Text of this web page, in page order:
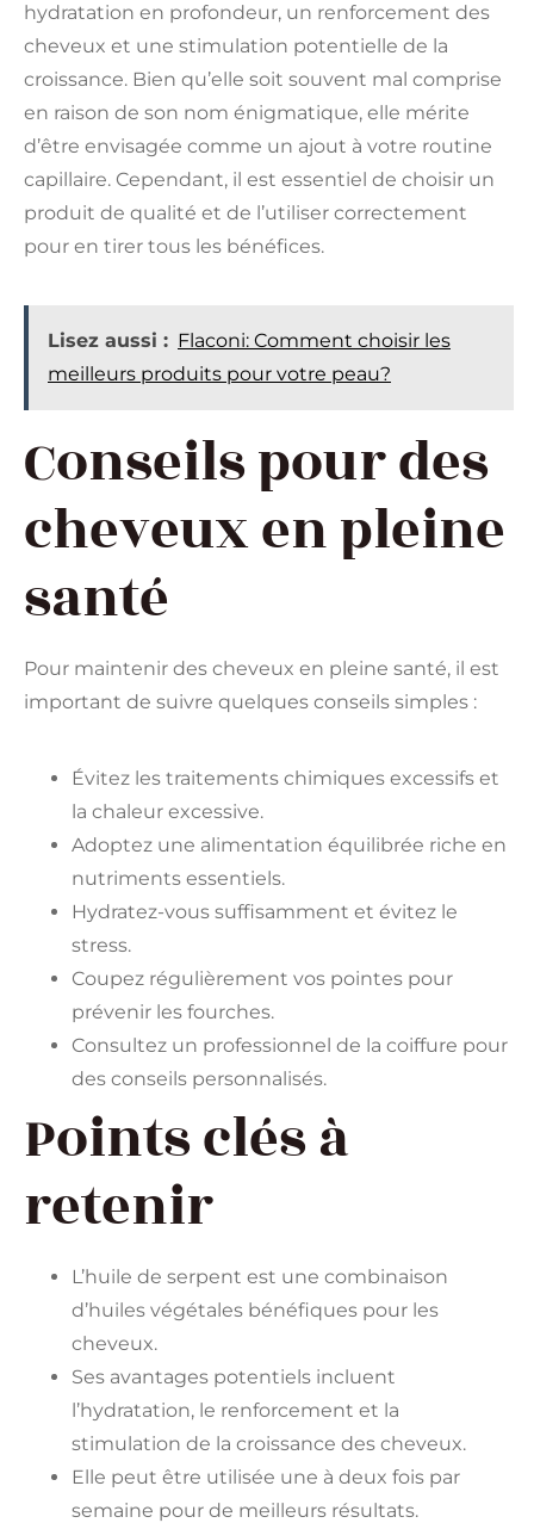
hydratation en profondeur, un renforcement des
cheveux et une stimulation potentielle de la
croissance. Bien qu’elle soit souvent mal comprise
en raison de son nom énigmatique, elle mérite
d’être envisagée comme un ajout à votre routine
capillaire. Cependant, il est essentiel de choisir un
produit de qualité et de l’utiliser correctement
pour en tirer tous les bénéfices.
Lisez aussi : Flaconi: Comment choisir les
meilleurs produits pour votre peau?
Conseils pour des
cheveux en pleine
santé
Pour maintenir des cheveux en pleine santé, il est
important de suivre quelques conseils simples :
Évitez les traitements chimiques excessifs et
la chaleur excessive.
Adoptez une alimentation équilibrée riche en
nutriments essentiels.
Hydratez-vous suffisamment et évitez le
stress.
Coupez régulièrement vos pointes pour
prévenir les fourches.
Consultez un professionnel de la coiffure pour
des conseils personnalisés.
Points clés à
retenir
L’huile de serpent est une combinaison
d’huiles végétales bénéfiques pour les
cheveux.
Ses avantages potentiels incluent
l’hydratation, le renforcement et la
stimulation de la croissance des cheveux.
Elle peut être utilisée une à deux fois par
semaine pour de meilleurs résultats.